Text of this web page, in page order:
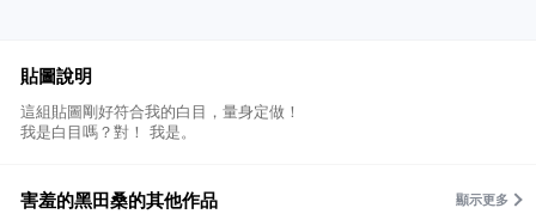
貼圖說明
這組貼圖剛好符合我的白目，量身定做！
我是白目嗎？對！ 我是。
害羞的黑田桑的其他作品 顯示更多